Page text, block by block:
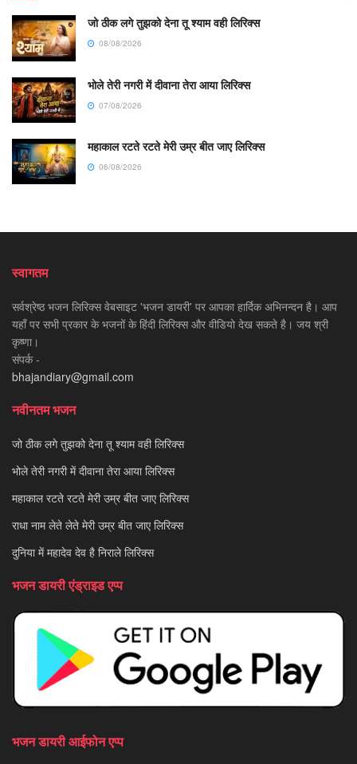
जो ठीक लगे तुझको देना तू श्याम वही लिरिक्स
08/08/2026
भोले तेरी नगरी में दीवाना तेरा आया लिरिक्स
07/08/2026
महाकाल रटते रटते मेरी उम्र बीत जाए लिरिक्स
06/08/2026
स्वागतम
सर्वश्रेष्ठ भजन लिरिक्स वेबसाइट 'भजन डायरी' पर आपका हार्दिक अभिनन्दन है। आप
यहाँ पर सभी प्रकार के भजनों के हिंदी लिरिक्स और वीडियो देख सकते है। जय श्री
कृष्णा।
संपर्क -
bhajandiary@gmail.com
नवीनतम भजन
जो ठीक लगे तुझको देना तू श्याम वही लिरिक्स
भोले तेरी नगरी में दीवाना तेरा आया लिरिक्स
महाकाल रटते रटते मेरी उम्र बीत जाए लिरिक्स
राधा नाम लेते लेते मेरी उम्र बीत जाए लिरिक्स
दुनिया में महादेव देव है निराले लिरिक्स
भजन डायरी एंड्राइड एप्प
भजन डायरी आईफोन एप्प